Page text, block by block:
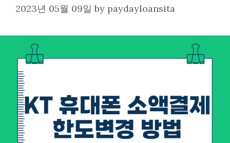
2023년 05월 09일 by paydayloansita